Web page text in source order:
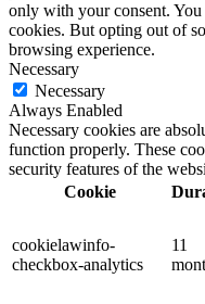
only with your consent.
cookies. But opting out of
browsing experience.
Necessary
Necessary
Always Enabled
Necessary cookies are
function properly. These
security features of the
Cookie
cookielawinfo-
checkbox-analytics
11